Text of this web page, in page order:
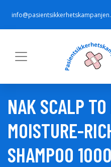
NAK SCALP
MOISTURE-
SHAMPOO